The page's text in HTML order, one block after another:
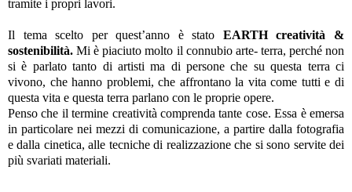
tramite i propri lavori.
Il tema scelto per quest’anno è stato EARTH creatività &
sostenibilità. Mi è piaciuto molto il connubio arte- terra, perché non
si è parlato tanto di artisti ma di persone che su questa terra ci
vivono, che hanno problemi, che affrontano la vita come tutti e di
questa vita e questa terra parlano con le proprie opere.
Penso che il termine creatività comprenda tante cose. Essa è emersa
in particolare nei mezzi di comunicazione, a partire dalla fotografia
e dalla cinetica, alle tecniche di realizzazione che si sono servite dei
più svariati materiali.